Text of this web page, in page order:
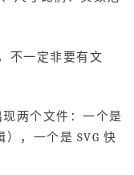
不一定非要有文
现两个文件：一个是
），一个是 SVG 快